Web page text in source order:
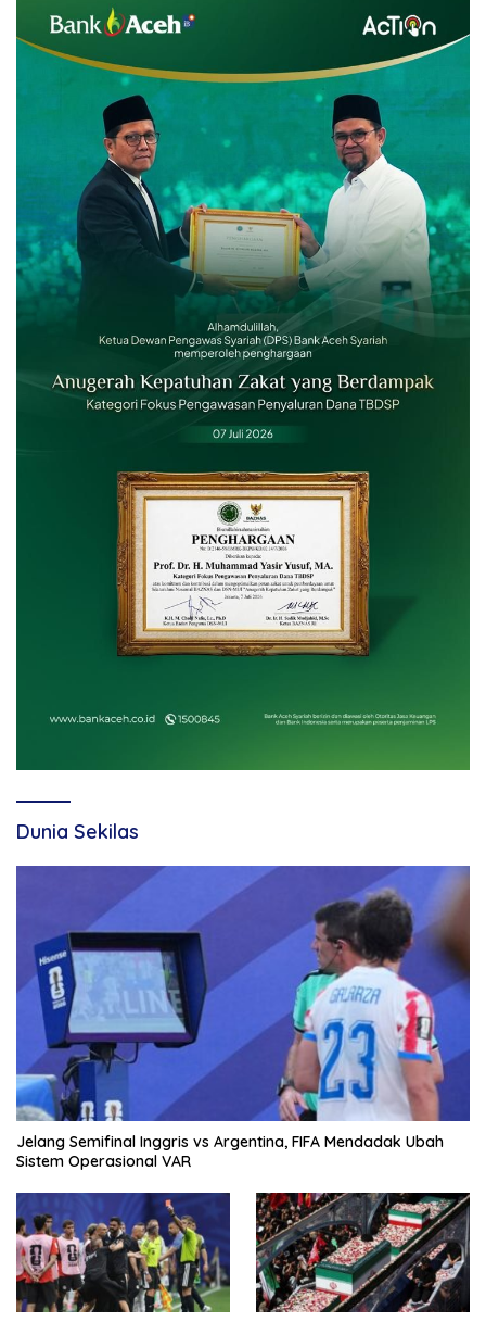
Dunia Sekilas
Jelang Semifinal Inggris vs Argentina, FIFA Mendadak Ubah
Sistem Operasional VAR